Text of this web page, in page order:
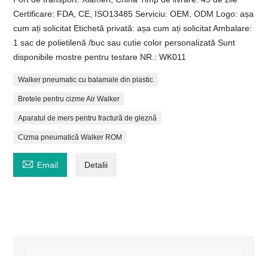
Certificare: FDA, CE, ISO13485 Serviciu: OEM, ODM Logo: așa
cum ați solicitat Etichetă privată: așa cum ați solicitat Ambalare:
1 sac de polietilenă /buc sau cutie color personalizată Sunt
disponibile mostre pentru testare NR.: WK011
Walker pneumatic cu balamale din plastic
Bretele pentru cizme Air Walker
Aparatul de mers pentru fractură de gleznă
Cizma pneumatică Walker ROM
 Email Detalii